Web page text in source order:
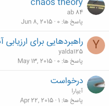
ab 84
پاسخ ها 0
Jun 8, 2015
Y راهبردهایی برای
yalda125
پاسخ ها 0
May 13, 2015
درخواست
آیپارا
پاسخ ها 1
Apr 22, 2015